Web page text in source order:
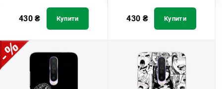
430₴ Купити 430 ₴ Купити